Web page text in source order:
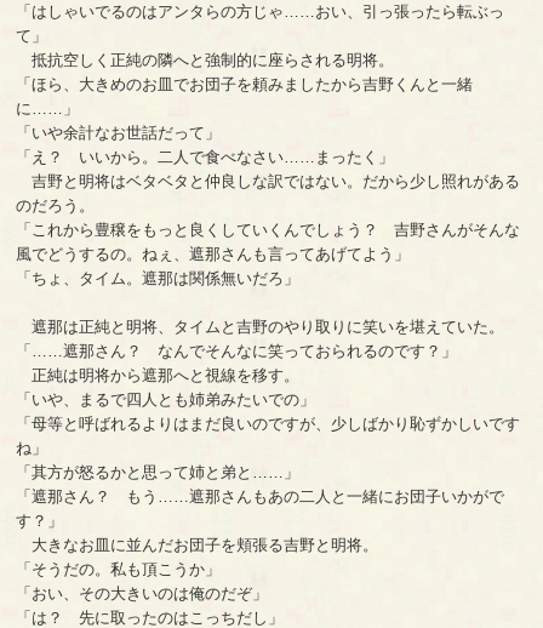
「はしゃいでるのはアンタらの方じゃ……おい、引っ張ったら転ぶっ
て」
抵抗空しく正純の隣へと強制的に座らされる明将。
「ほら、大きめのお皿でお団子を頼みましたから吉野くんと一緒
に……」
「いや余計なお世話だって」
「え？ いいから。二人で食べなさい……まったく」
吉野と明将はベタベタと仲良しな訳ではない。だから少し照れがある
のだろう。
「これから豊穣をもっと良くしていくんでしょう？ 吉野さんがそんな
風でどうするの。ねぇ、遮那さんも言ってあげてよう」
「ちょ、タイム。遮那は関係無いだろ」
遮那は正純と明将、タイムと吉野のやり取りに笑いを堪えていた。
「……遮那さん？ なんでそんなに笑っておられるのです？」
正純は明将から遮那へと視線を移す。
「いや、まるで四人とも姉弟みたいでの」
「母等と呼ばれるよりはまだ良いのですが、少しばかり恥ずかしいです
ね」
「其方が怒るかと思って姉と弟と……」
「遮那さん？ もう……遮那さんもあの二人と一緒にお団子いかがで
す？」
大きなお皿に並んだお団子を頬張る吉野と明将。
「そうだの。私も頂こうか」
「おい、その大きいのは俺のだぞ」
「は？ 先に取ったのはこっちだし」